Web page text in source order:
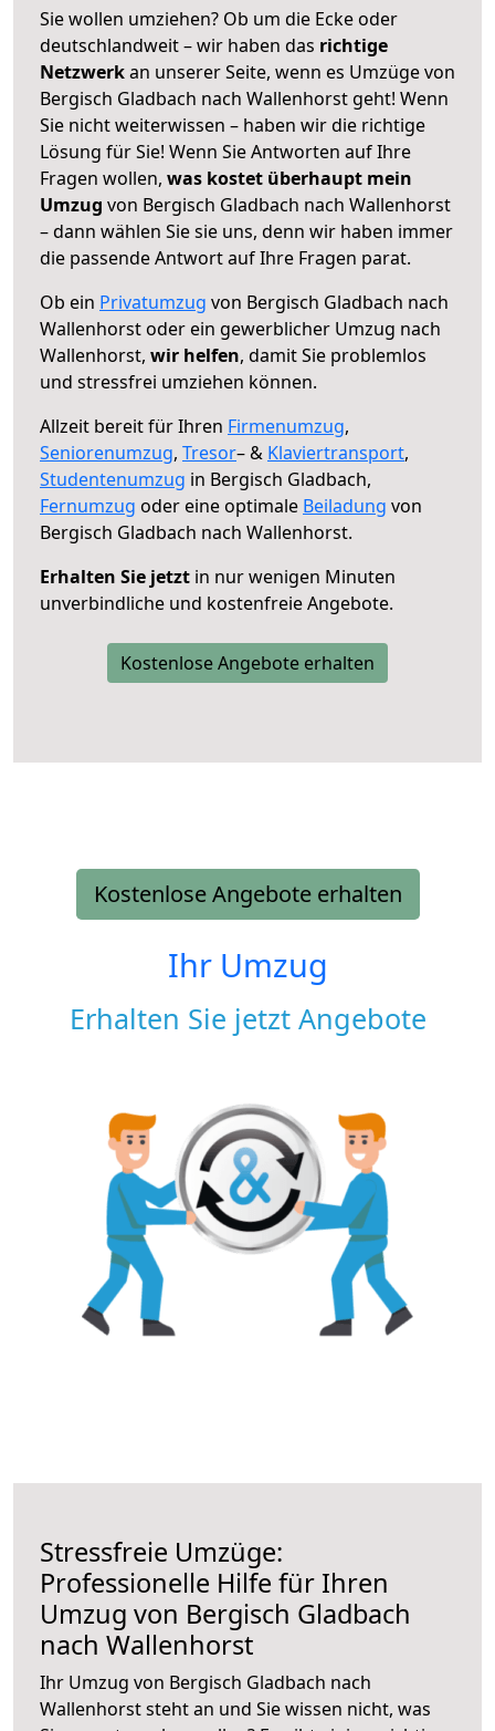
Sie wollen umziehen? Ob um die Ecke oder
deutschlandweit – wir haben das richtige
Netzwerkan unserer Seite, wenn es Umzüge von
Bergisch Gladbach nach Wallenhorst geht! Wenn
Sie nicht weiterwissen – haben wir die richtige
Lösung für Sie! Wenn Sie Antworten auf Ihre
Fragen wollen, was kostet überhaupt mein
Umzug von Bergisch Gladbach nach Wallenhorst
– dann wählen Sie sie uns, denn wir haben immer
die passende Antwort auf Ihre Fragen parat.
Ob ein Privatumzug von Bergisch Gladbach nach
Wallenhorst oder ein gewerblicher Umzug nach
Wallenhorst, wir helfen, damit Sie problemlos
und stressfrei umziehen können.
Allzeit bereit für Ihren Firmenumzug,
Seniorenumzug, Tresor– & Klaviertransport,
Studentenumzug in Bergisch Gladbach,
Fernumzug oder eine optimale Beiladung von
Bergisch Gladbach nach Wallenhorst.
Erhalten Sie jetzt in nur wenigen Minuten
unverbindliche und kostenfreie Angebote.
Kostenlose Angebote erhalten
Kostenlose Angebote erhalten
Ihr Umzug
Erhalten Sie jetzt Angebote
Stressfreie Umzüge:
Professionelle Hilfe für Ihren
Umzug von Bergisch Gladbach
nach Wallenhorst
Ihr Umzug von Bergisch Gladbach nach
Wallenhorst steht an und Sie wissen nicht, was